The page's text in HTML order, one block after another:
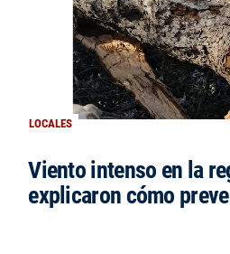
LOCALES
Viento intenso en la
explicaron cómo